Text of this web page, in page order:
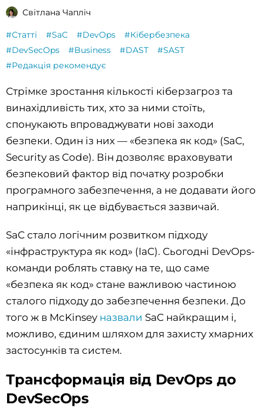
Світлана Чапліч
#Статті #SaC #DevOps
#Кібербезпека
#DevSecOps
#Business #DAST
#SAST
#Редакція рекомендує
Стрімке зростання кількості кіберзагроз та
винахідливість тих, хто за ними стоїть,
спонукають впроваджувати нові заходи
безпеки. Один із них — «безпека як код» (SaC,
Security as Code). Він дозволяє враховувати
безпековий фактор від початку розробки
програмного забезпечення, а не додавати його
наприкінці, як це відбувається зазвичай.
SaC стало логічним розвитком підходу
«інфраструктура як код» (IaC). Сьогодні DevOps-
команди роблять ставку на те, що саме
«безпека як код» стане важливою частиною
сталого підходу до забезпечення безпеки. До
того ж в McKinsey назвали SaC найкращим і,
можливо, єдиним шляхом для захисту хмарних
застосунків та систем.
Трансформація від DevOps до
DevSecOps